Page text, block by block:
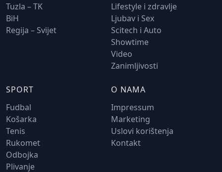
Tuzla – TK
BiH
Regija – Svijet
Lifestyle i zdravlje
Ljubav i Sex
Scitech i Auto
Showtime
Video
Zanimljivosti
SPORT
Fudbal
Košarka
Tenis
Rukomet
Odbojka
Plivanje
O NAMA
Impressum
Marketing
Uslovi korištenja
Kontakt